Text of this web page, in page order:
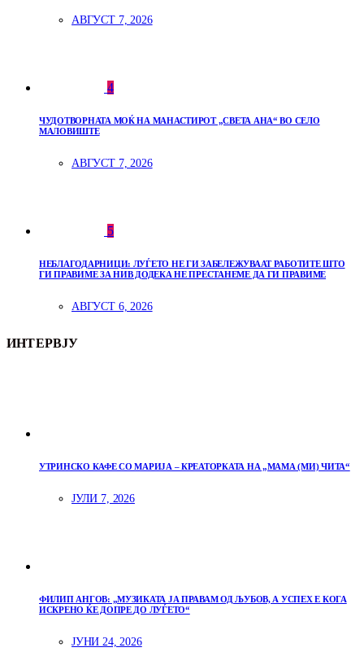
АВГУСТ 7, 2026
4
ЧУДОТВОРНАТА МОЌ НА МАНАСТИРОТ „СВЕТА АНА“ ВО СЕЛО
МАЛОВИШТЕ
АВГУСТ 7, 2026
5
НЕБЛАГОДАРНИЦИ: ЛУЃЕТО НЕ ГИ ЗАБЕЛЕЖУВААТ РАБОТИТЕ ШТО
ГИ ПРАВИМЕ ЗА НИВ ДОДЕКА НЕ ПРЕСТАНЕМЕ ДА ГИ ПРАВИМЕ
АВГУСТ 6, 2026
ИНТЕРВЈУ
УТРИНСКО КАФЕ СО МАРИЈА – КРЕАТОРКАТА НА „МАМА (МИ) ЧИТА“
ЈУЛИ 7, 2026
ФИЛИП АНГОВ: „МУЗИКАТА ЈА ПРАВАМ ОД ЉУБОВ, А УСПЕХ Е КОГА
ИСКРЕНО ЌЕ ДОПРЕ ДО ЛУЃЕТО“
ЈУНИ 24, 2026